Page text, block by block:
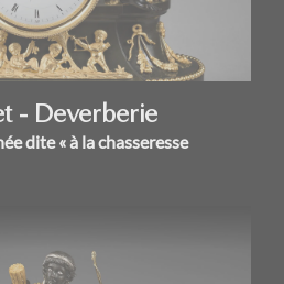
- Deverberie
dite « à la chasseresse